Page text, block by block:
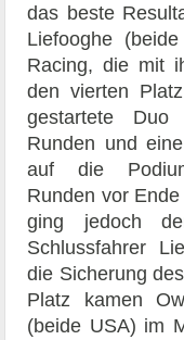
das beste
Liefooghe
Racing, die mit
den vierten
gestartete
Runden und
auf die
Runden vor
ging jedoch
Schlussfahrer
die Sicherung
Platz kamen
(beide USA) im